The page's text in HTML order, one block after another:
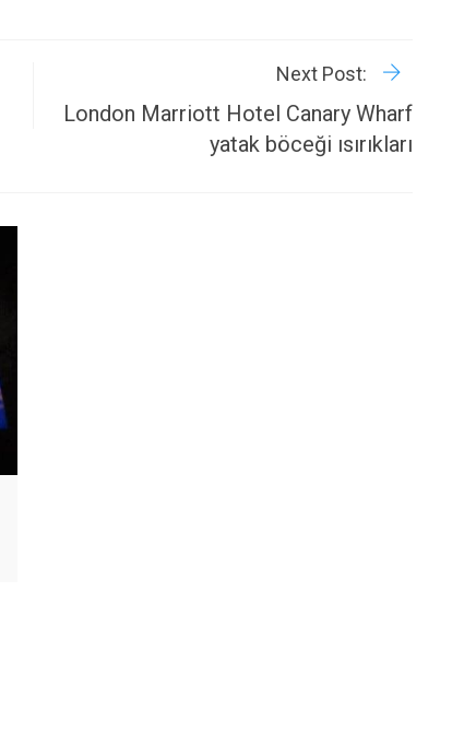
Next Post:
London Marriott Hotel Canary Wharf
yatak böceği ısırıkları